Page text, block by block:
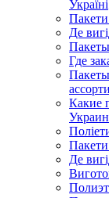
Україні
Де
Где
Какие
Пакети
Де